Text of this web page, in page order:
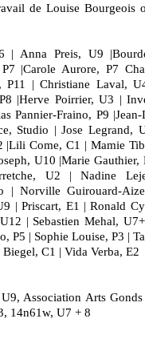
de Louise Bourgeois
| Anna Preis, U9
|Carole Aurore, P7
P11 | Christiane Laval,
|Herve Poirrier, U3 |
Pannier-Fraino, P9
Studio | Jose Legrand,
|Lili Come, C1 | Mamie
U10 |Marie Gauthier,
U2 | Nadine
| Norville Guirouard-
| Priscart, E1 | Ronald
| Sebastien Mehal,
P5 | Sophie Louise, P3 |
C1 | Vida Verba, E2
Association Arts
14n61w, U7 + 8